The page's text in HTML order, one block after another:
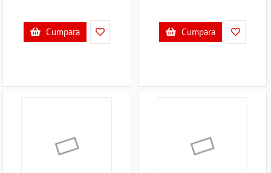
Cumpara Cumpara